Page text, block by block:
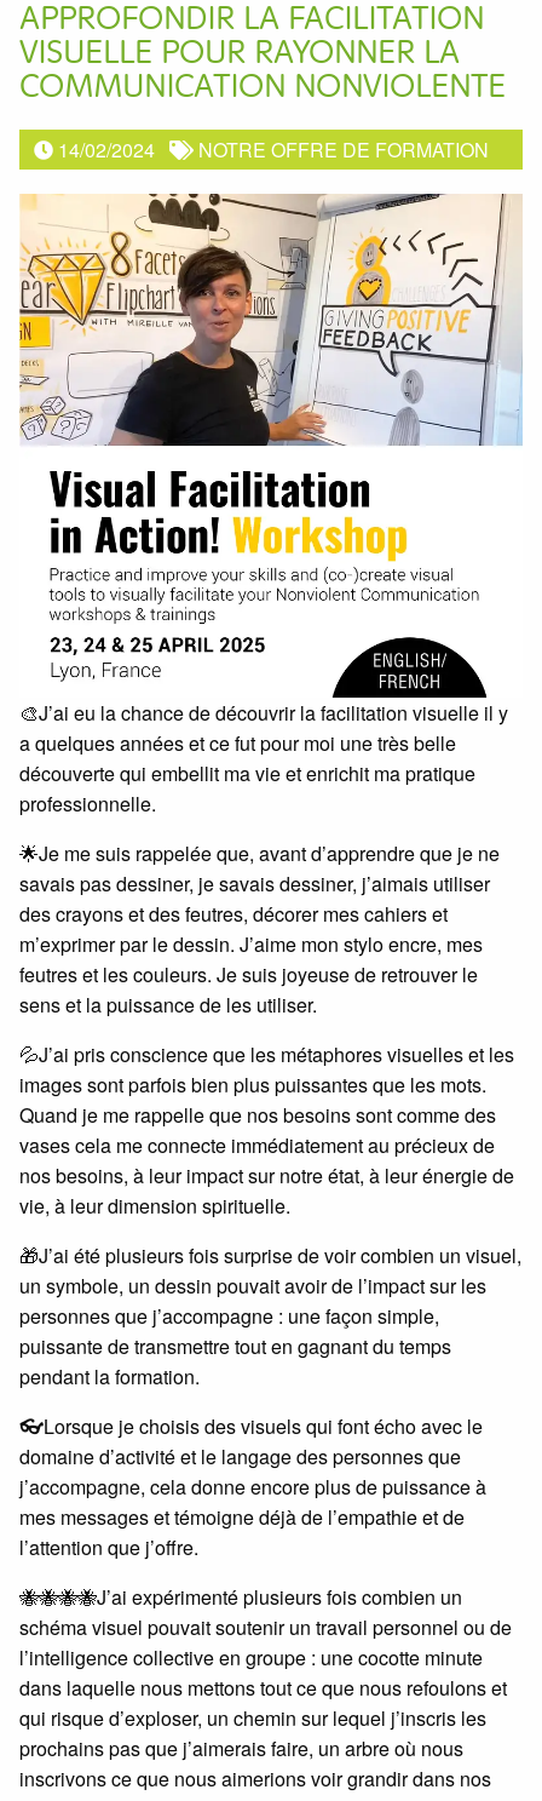
APPROFONDIR LA FACILITATION
VISUELLE POUR RAYONNER LA
COMMUNICATION NONVIOLENTE
14/02/2024 NOTRE OFFRE DE FORMATION
🎨J’ai eu la chance de découvrir la facilitation visuelle il y
a quelques années et ce fut pour moi une très belle
découverte qui embellit ma vie et enrichit ma pratique
professionnelle.
🌟Je me suis rappelée que, avant d’apprendre que je ne
savais pas dessiner, je savais dessiner, j’aimais utiliser
des crayons et des feutres, décorer mes cahiers et
m’exprimer par le dessin. J’aime mon stylo encre, mes
feutres et les couleurs. Je suis joyeuse de retrouver le
sens et la puissance de les utiliser.
💦J’ai pris conscience que les métaphores visuelles et les
images sont parfois bien plus puissantes que les mots.
Quand je me rappelle que nos besoins sont comme des
vases cela me connecte immédiatement au précieux de
nos besoins, à leur impact sur notre état, à leur énergie de
vie, à leur dimension spirituelle.
🎁J’ai été plusieurs fois surprise de voir combien un visuel,
un symbole, un dessin pouvait avoir de l’impact sur les
personnes que j’accompagne : une façon simple,
puissante de transmettre tout en gagnant du temps
pendant la formation.
👓Lorsque je choisis des visuels qui font écho avec le
domaine d’activité et le langage des personnes que
j’accompagne, cela donne encore plus de puissance à
mes messages et témoigne déjà de l’empathie et de
l’attention que j’offre.
🐝🐝🐝🐝J’ai expérimenté plusieurs fois combien un
schéma visuel pouvait soutenir un travail personnel ou de
l’intelligence collective en groupe : une cocotte minute
dans laquelle nous mettons tout ce que nous refoulons et
qui risque d’exploser, un chemin sur lequel j’inscris les
prochains pas que j’aimerais faire, un arbre où nous
inscrivons ce que nous aimerions voir grandir dans nos